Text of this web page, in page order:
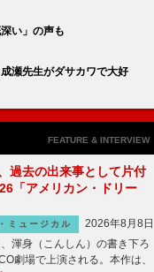
い」の声も
瀬先生がダサカワで大好
FEATURE & INTERVIEW
過去の出来事として片付
「アメリカン・ドリー
ミュージカル
2026年8月8日
渾身（こんしん）の書き下ろ
劇場で上演される。本作は、